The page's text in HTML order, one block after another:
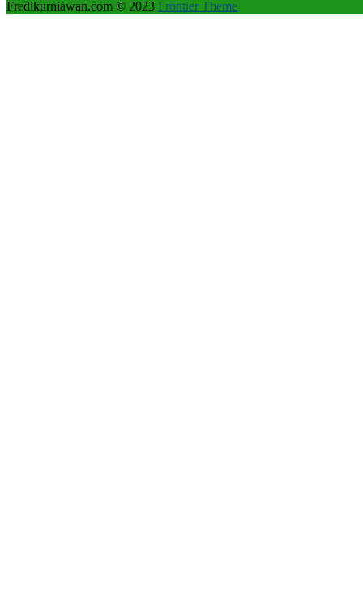
Fredikurniawan.com © 2023 Frontier Theme